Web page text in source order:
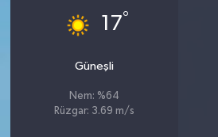
17°
Güneşli
Nem: %64
Rüzgar: 3.69 m/s